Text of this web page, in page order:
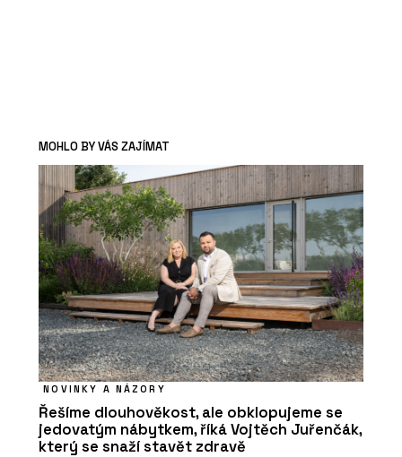
MOHLO BY VÁS ZAJÍMAT
NOVINKY A NÁZORY
Řešíme dlouhověkost, ale obklopujeme se
jedovatým nábytkem, říká Vojtěch Juřenčák,
který se snaží stavět zdravě